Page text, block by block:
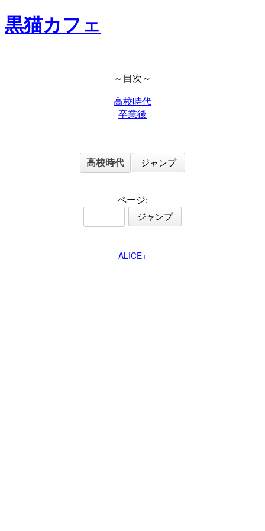
黒猫カフェ
～目次～
高校時代
卒業後
ページ:
ALICE+